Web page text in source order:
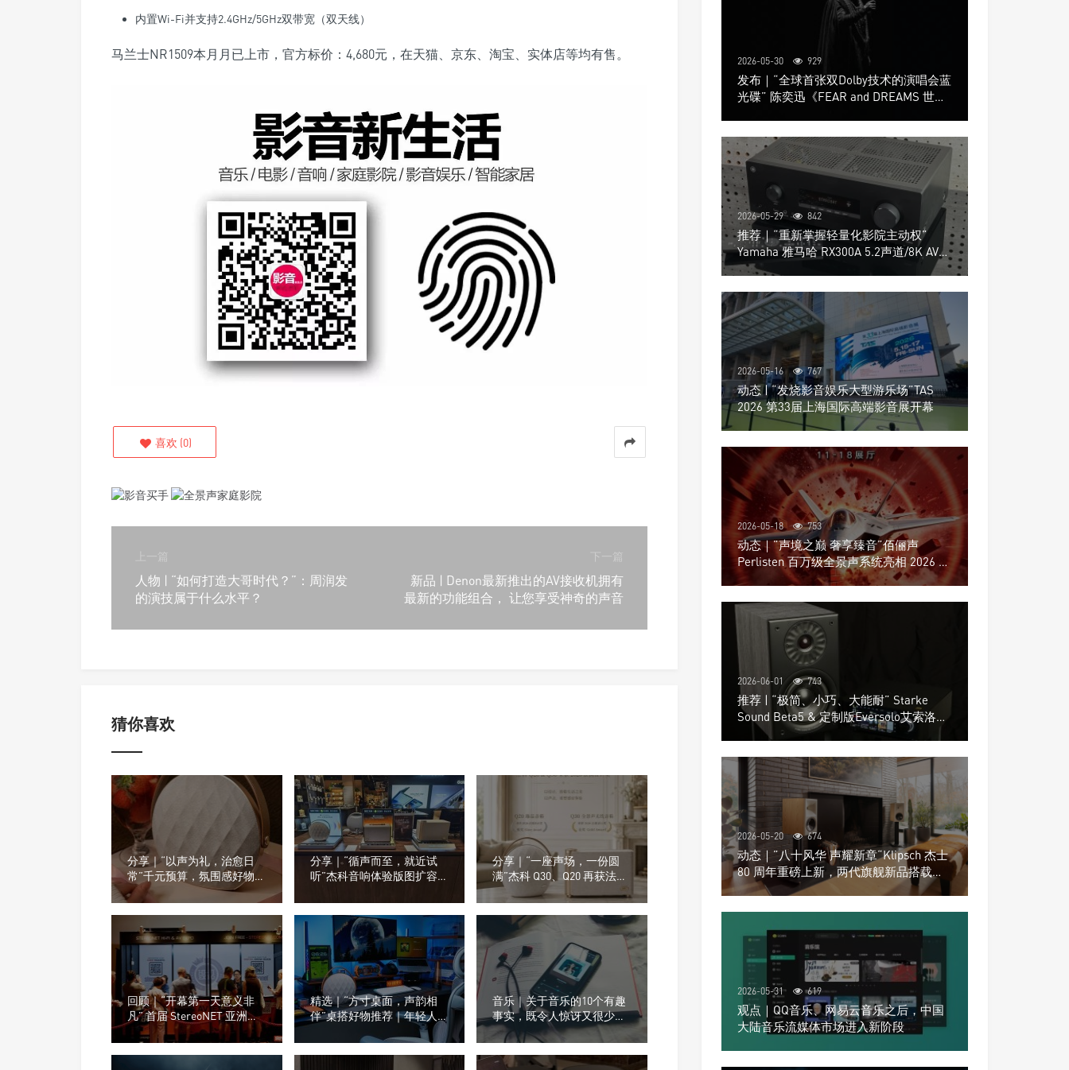
内置Wi-Fi并支持2.4GHz/5GHz双带宽（双天线）
马兰士NR1509本月月已上市，官方标价：4,680元，在天猫、京东、淘宝、实体店等均有售。
喜欢 (0)
上一篇
人物 | “如何打造大哥时代？”：周润发
的演技属于什么水平？
下一篇
新品 | Denon最新推出的AV接收机拥有
最新的功能组合， 让您享受神奇的声音
猜你喜欢
分享｜“以声为礼，治愈日
常”千元预算，氛围感好物推
荐
分享｜“循声而至，就近试
听”杰科音响体验版图扩容，
分享｜“一座声场，一份圆
满”杰科 Q30、Q20 再获法国
设计奖
回顾｜“开幕第一天意义非
凡” 首届 StereoNET 亚洲高
级音响及视听展
精选｜“方寸桌面，声韵相
伴”桌搭好物推荐｜年轻人的
桌面，为什么越来越流行这
种音箱？
音乐｜关于音乐的10个有趣
事实，既令人惊讶又很少被
提及
2026-05-30 929
发布｜“全球首张双Dolby技术的演唱会蓝
光碟” 陈奕迅《FEAR and DREAMS 世界
2026-05-29 842
推荐｜“重新掌握轻量化影院主动权”
Yamaha 雅马哈 RX300A 5.2声道/8K AV放
大器
2026-05-16 767
动态 | “发烧影音娱乐大型游乐场”TAS
2026 第33届上海国际高端影音展开幕
2026-05-18 753
动态｜”声境之巅 奢享臻音”佰俪声
Perlisten 百万级全景声系统亮相 2026 北
京国际音响展
2026-06-01 743
推荐 | “极简、小巧、大能耐” Starke
Sound Beta5 & 定制版Eversolo艾索洛
Play音响组合
2026-05-20 674
动态｜”八十风华 声耀新章“Klipsch 杰士
80 周年重磅上新，两代旗舰新品搭载硬
核配置音质再升级
2026-05-31 619
观点｜QQ音乐、网易云音乐之后，中国
大陆音乐流媒体市场进入新阶段